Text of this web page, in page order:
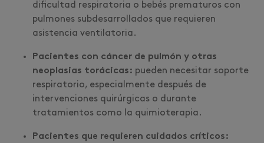
dificultad respiratoria o bebés prematuros con
pulmones subdesarrollados que requieren
asistencia ventilatoria.
Pacientes con cáncer de pulmón y otras
neoplasias torácicas: pueden necesitar soporte
respiratorio, especialmente después de
intervenciones quirúrgicas o durante
tratamientos como la quimioterapia.
Pacientes que requieren cuidados críticos: